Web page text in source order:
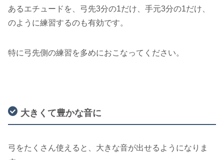
あるエチュードを、弓先3分の1だけ、手元3分の1だけ、
のように練習するのも有効です。
特に弓先側の練習を多めにおこなってください。
大きくて豊かな音に
弓をたくさん使えると、大きな音が出せるようになりま